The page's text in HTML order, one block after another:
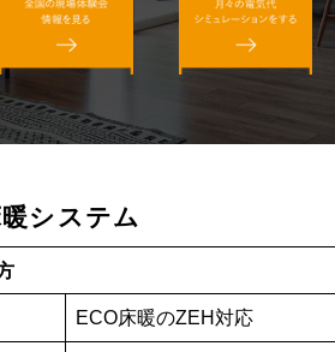
システム
ECO床暖のZEH対応